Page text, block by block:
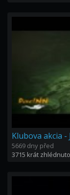
Klubova akcia -
5669 dny před
3715 krát zhlédnuto